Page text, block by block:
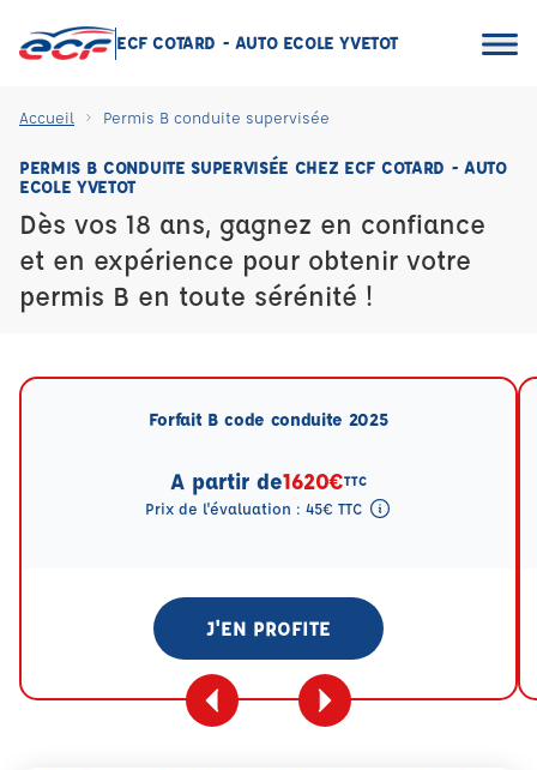
ECF COTARD - AUTO ECOLE YVETOT
Accueil Permis B conduite supervisée
PERMIS B CONDUITE SUPERVISÉE CHEZ ECF COTARD - AUTO
ECOLE YVETOT
Dès vos 18 ans, gagnez en confiance
et en expérience pour obtenir votre
permis B en toute sérénité !
Forfait B code conduite 2025
A partir de1620€TTC
Prix de l'évaluation : 45€ TTC
J'EN PROFITE